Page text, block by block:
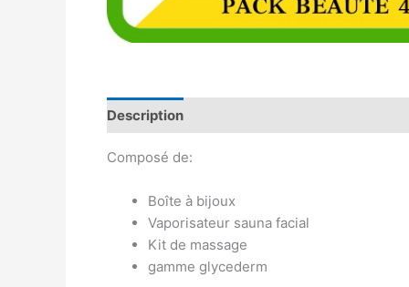
Description
Composé de:
Boîte à bijoux
Vaporisateur sauna facial
Kit de massage
gamme glycederm